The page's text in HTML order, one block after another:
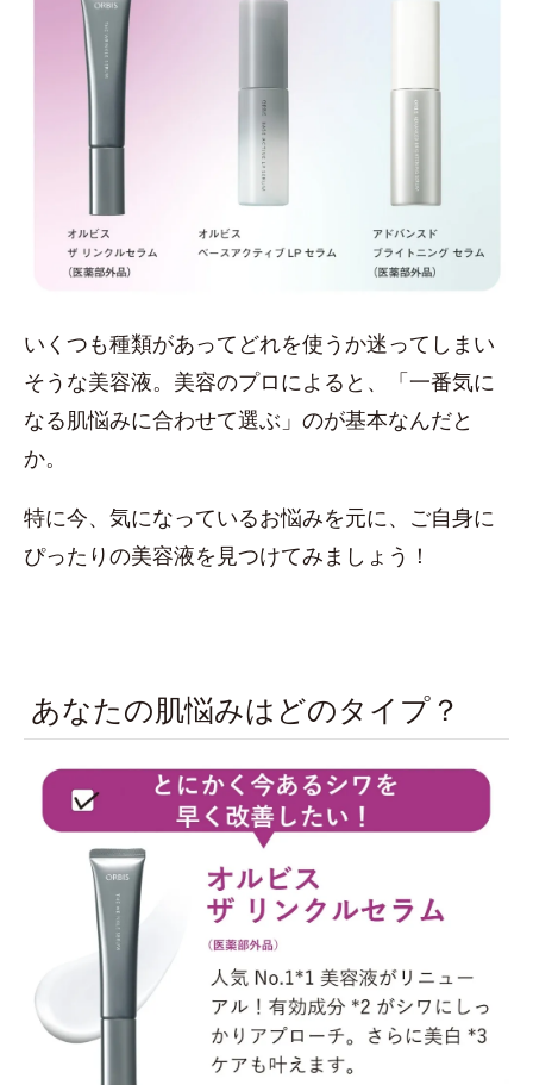
いくつも種類があってどれを使うか迷ってしまい
そうな美容液。美容のプロによると、「一番気に
なる肌悩みに合わせて選ぶ」のが基本なんだと
か。
特に今、気になっているお悩みを元に、ご自身に
ぴったりの美容液を見つけてみましょう！
あなたの肌悩みはどのタイプ？